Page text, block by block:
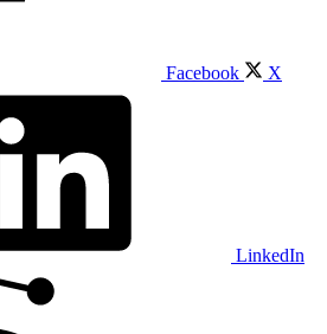
Facebook X
LinkedIn